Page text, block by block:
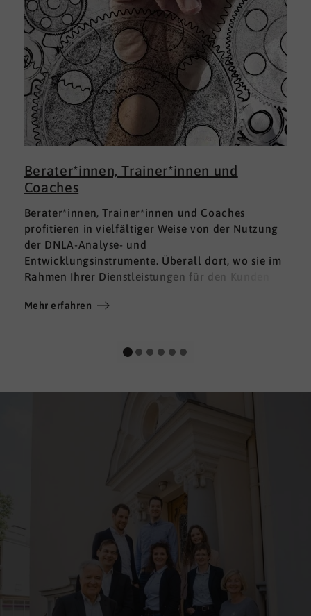
Berater*innen, Trainer*innen und
Coaches
Berater*innen, Trainer*innen und Coaches
profitieren in vielfältiger Weise von der Nutzung
der DNLA-Analyse- und
Entwicklungsinstrumente. Überall dort, wo sie im
Rahmen Ihrer Dienstleistungen für den Kunden
Soft Skills brauchen, finden sie in DNLA den
Mehr erfahren